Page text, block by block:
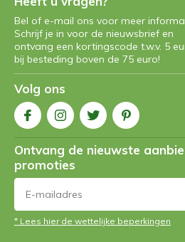
Bel of e-mail ons voor meer
Schrijf je in voor de nieuwsbrief en
ontvang een kortingscode t.w.v. 5
bij besteding boven de 75 euro!
Volg ons
Ontvang de nieuwste
promoties
* Lees hier de wettelijke beperkingen